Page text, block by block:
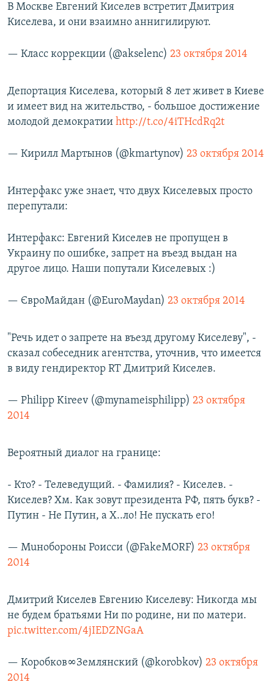
В Москве Евгений Киселев встретит Дмитрия
Киселева, и они взаимно аннигилируют.
— Класс коррекции (@akselenc) 23 октября 2014
Депортация Киселева, который 8 лет живет в Киеве
и имеет вид на жительство, - большое достижение
молодой демократии http://t.co/4iTHcdRq2t
— Кирилл Мартынов (@kmartynov) 23 октября 2014
Интерфакс уже знает, что двух Киселевых просто
перепутали:
Интерфакс: Евгений Киселев не пропущен в
Украину по ошибке, запрет на въезд выдан на
другое лицо. Наши попутали Киселевых :)
— ЄвроМайдан (@EuroMaydan) 23 октября 2014
"Речь идет о запрете на въезд другому Киселеву", -
сказал собеседник агентства, уточнив, что имеется
в виду гендиректор RT Дмитрий Киселев.
— Philipp Kireev (@mynameisphilipp) 23 октября
2014
Вероятный диалог на границе:
- Кто? - Телеведущий. - Фамилия? - Киселев. -
Киселев? Хм. Как зовут президента РФ, пять букв? -
Путин - Не Путин, а Х..ло! Не пускать его!
— Мuнобороны Роисси (@FakeMORF) 23 октября
2014
Дмитрий Киселев Евгению Киселеву: Никогда мы
не будем братьями Ни по родине, ни по матери.
pic.twitter.com/4jIEDZNGaA
— Коробков∞Землянский (@korobkov) 23 октября
2014